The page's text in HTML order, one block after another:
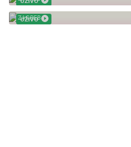
UŽIVO
DJECJI ZOO
ZAGREB